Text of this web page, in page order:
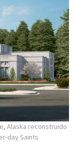
Alaska reconstruido
day Saints